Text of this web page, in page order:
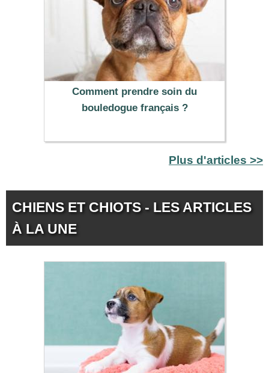
Comment prendre soin du
bouledogue français ?
Plus d'articles >>
CHIENS ET CHIOTS - LES ARTICLES
À LA UNE